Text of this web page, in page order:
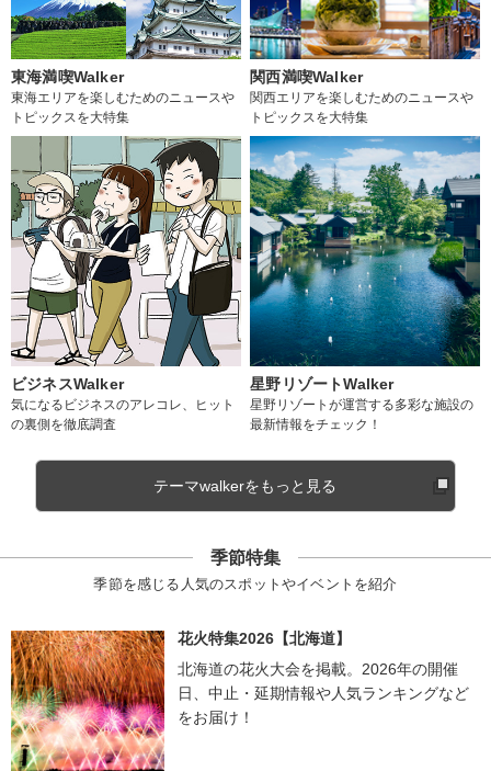
東海満喫Walker
東海エリアを楽しむためのニュースや
トピックスを大特集
関西満喫Walker
関西エリアを楽しむためのニュースや
トピックスを大特集
ビジネスWalker
気になるビジネスのアレコレ、ヒット
の裏側を徹底調査
星野リゾートWalker
星野リゾートが運営する多彩な施設の
最新情報をチェック！
テーマwalkerをもっと見る
季節特集
季節を感じる人気のスポットやイベントを紹介
花火特集2026【北海道】
北海道の花火大会を掲載。2026年の開催
日、中止・延期情報や人気ランキングなど
をお届け！